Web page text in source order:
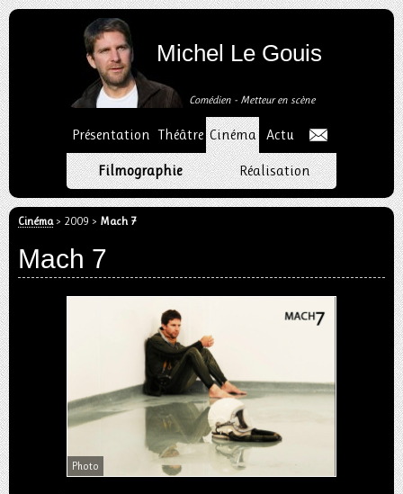
Aller
au
contenu
Plan
du
site
Aller
à
la
navigation
Michel Le Gouis
Comédien - Metteur en scène
Présentation Théâtre Cinéma
Filmographie Réalisation
Actu
Cinéma > 2009 > Mach 7
Mach 7
Photo